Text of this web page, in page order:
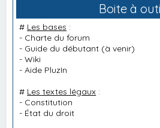
Boite à
# Les bases :
- Charte du forum
- Guide du débutant (à venir)
-Wiki
-Aide PluzIn
# Les textes légaux :
- Constitution
- État du droit